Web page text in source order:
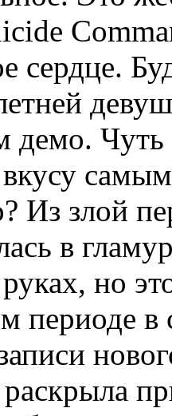
сердце.
демо.
Из злой
в
но
периоде в